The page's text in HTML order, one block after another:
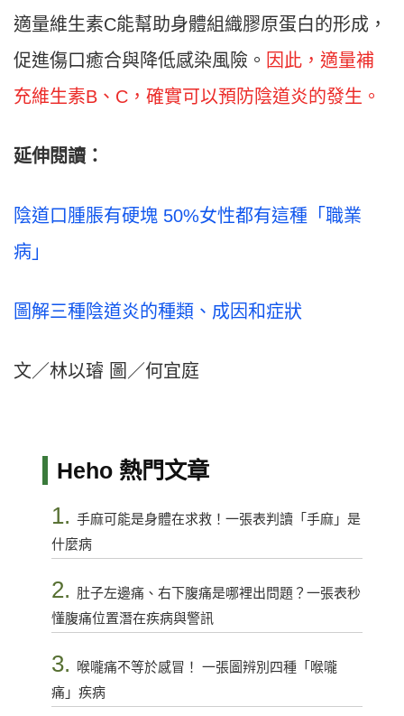
適量維生素C能幫助身體組織膠原蛋白的形成，
促進傷口癒合與降低感染風險。 因此，適量補
充維生素B、C，確實可以預防陰道炎的發生。
延伸閱讀：
陰道口腫脹有硬塊 50%女性都有這種「職業
病」
圖解三種陰道炎的種類、成因和症狀
文／林以璿 圖／何宜庭
Heho 熱門文章
1. 手麻可能是身體在求救！一張表判讀「手麻」是
什麼病
2. 肚子左邊痛、右下腹痛是哪裡出問題？一張表秒
懂腹痛位置潛在疾病與警訊
3.
喉嚨痛不等於感冒！ 一張圖辨別四種「喉嚨
痛」疾病